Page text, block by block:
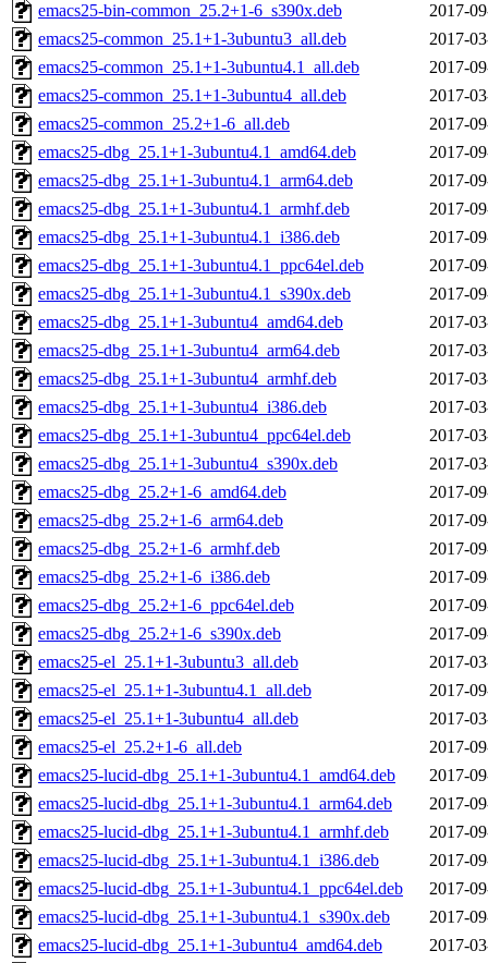
emacs25-bin-common_25.2+1-6_s390x.deb
2017-
emacs25-common_25.1+1-3ubuntu3_all.deb
2017-
emacs25-common_25.1+1-3ubuntu4.1_all.deb
2017-
emacs25-common_25.1+1-3ubuntu4_all.deb
2017-
emacs25-common_25.2+1-6_all.deb
2017-
emacs25-dbg_25.1+1-3ubuntu4.1_amd64.deb
2017-
emacs25-dbg_25.1+1-3ubuntu4.1_arm64.deb
2017-
emacs25-dbg_25.1+1-3ubuntu4.1_armhf.deb
2017-
emacs25-dbg_25.1+1-3ubuntu4.1_i386.deb
2017-
emacs25-dbg_25.1+1-3ubuntu4.1_ppc64el.deb
2017-
emacs25-dbg_25.1+1-3ubuntu4.1_s390x.deb
2017-
emacs25-dbg_25.1+1-3ubuntu4_amd64.deb
2017-
emacs25-dbg_25.1+1-3ubuntu4_arm64.deb
2017-
emacs25-dbg_25.1+1-3ubuntu4_armhf.deb
2017-
emacs25-dbg_25.1+1-3ubuntu4_i386.deb
2017-
emacs25-dbg_25.1+1-3ubuntu4_ppc64el.deb
2017-
emacs25-dbg_25.1+1-3ubuntu4_s390x.deb
2017-
emacs25-dbg_25.2+1-6_amd64.deb
2017-
emacs25-dbg_25.2+1-6_arm64.deb
2017-
emacs25-dbg_25.2+1-6_armhf.deb
2017-
emacs25-dbg_25.2+1-6_i386.deb
2017-
emacs25-dbg_25.2+1-6_ppc64el.deb
2017-
emacs25-dbg_25.2+1-6_s390x.deb
2017-
emacs25-el_25.1+1-3ubuntu3_all.deb
2017-
emacs25-el_25.1+1-3ubuntu4.1_all.deb
2017-
emacs25-el_25.1+1-3ubuntu4_all.deb
2017-
emacs25-el_25.2+1-6_all.deb
2017-
emacs25-lucid-dbg_25.1+1-3ubuntu4.1_amd64.deb
2017-
emacs25-lucid-dbg_25.1+1-3ubuntu4.1_arm64.deb
2017-
emacs25-lucid-dbg_25.1+1-3ubuntu4.1_armhf.deb
2017-
emacs25-lucid-dbg_25.1+1-3ubuntu4.1_i386.deb
2017-
emacs25-lucid-dbg_25.1+1-3ubuntu4.1_ppc64el.deb
2017-
emacs25-lucid-dbg_25.1+1-3ubuntu4.1_s390x.deb
2017-
emacs25-lucid-dbg_25.1+1-3ubuntu4_amd64.deb
2017-